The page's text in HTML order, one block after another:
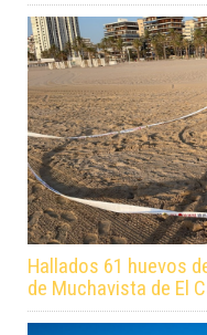
Hallados 61 huevos
de Muchavista de El